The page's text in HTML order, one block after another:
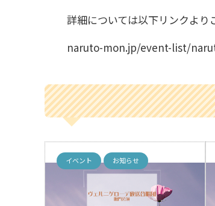
詳細については以下リンクより
naruto-mon.jp/event-list/
イベント お知らせ